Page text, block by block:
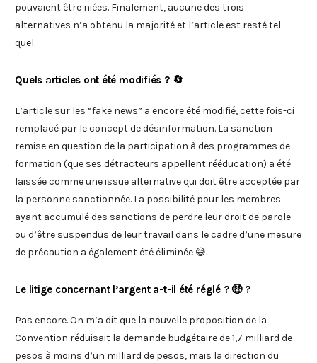
pouvaient être niées. Finalement, aucune des trois
alternatives n’a obtenu la majorité et l’article est resté tel
quel.
Quels articles ont été modifiés ? 🔄
L’article sur les “fake news” a encore été modifié, cette fois-ci
remplacé par le concept de désinformation. La sanction
remise en question de la participation à des programmes de
formation (que ses détracteurs appellent rééducation) a été
laissée comme une issue alternative qui doit être acceptée par
la personne sanctionnée. La possibilité pour les membres
ayant accumulé des sanctions de perdre leur droit de parole
ou d’être suspendus de leur travail dans le cadre d’une mesure
de précaution a également été éliminée 😅.
Le litige concernant l’argent a-t-il été réglé ? 🤑 ?
Pas encore. On m’a dit que la nouvelle proposition de la
Convention réduisait la demande budgétaire de 1,7 milliard de
pesos à moins d’un milliard de pesos, mais la direction du